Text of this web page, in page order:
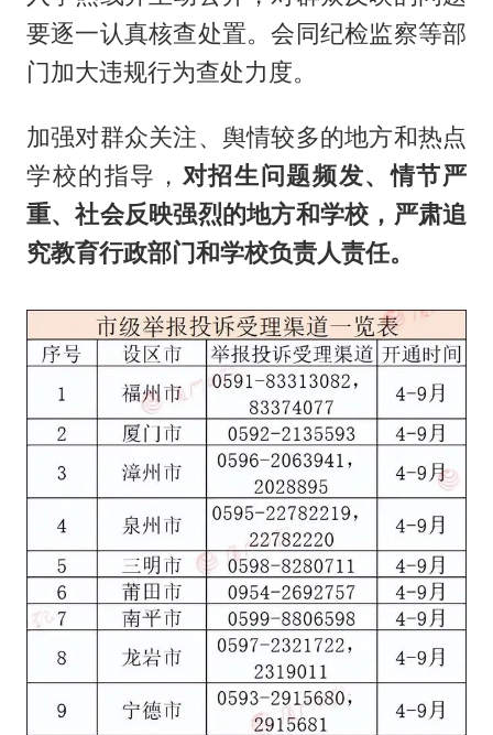
要逐一认真核查处置。会同纪检监察等部
门加大违规行为查处力度。
加强对群众关注、舆情较多的地方和热点
学校的指导， 对招生问题频发、情节严
重、社会反映强烈的地方和学校，严肃追
究教育行政部门和学校负责人责任。